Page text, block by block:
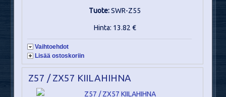
Tuote:SWR-Z55
Hinta: 13.82 €
Vaihtoehdot
Lisää ostoskoriin
Z57 / ZX57 KIILAHIHNA